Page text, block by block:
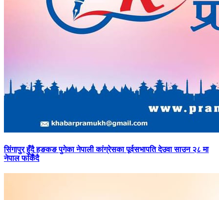
सिंगापुरहुँदै हङकङ पुगेका नेपाली कांग्रेसका पूर्वसभापति देउवा साउन २८ मा
नेपाल फर्किँदै